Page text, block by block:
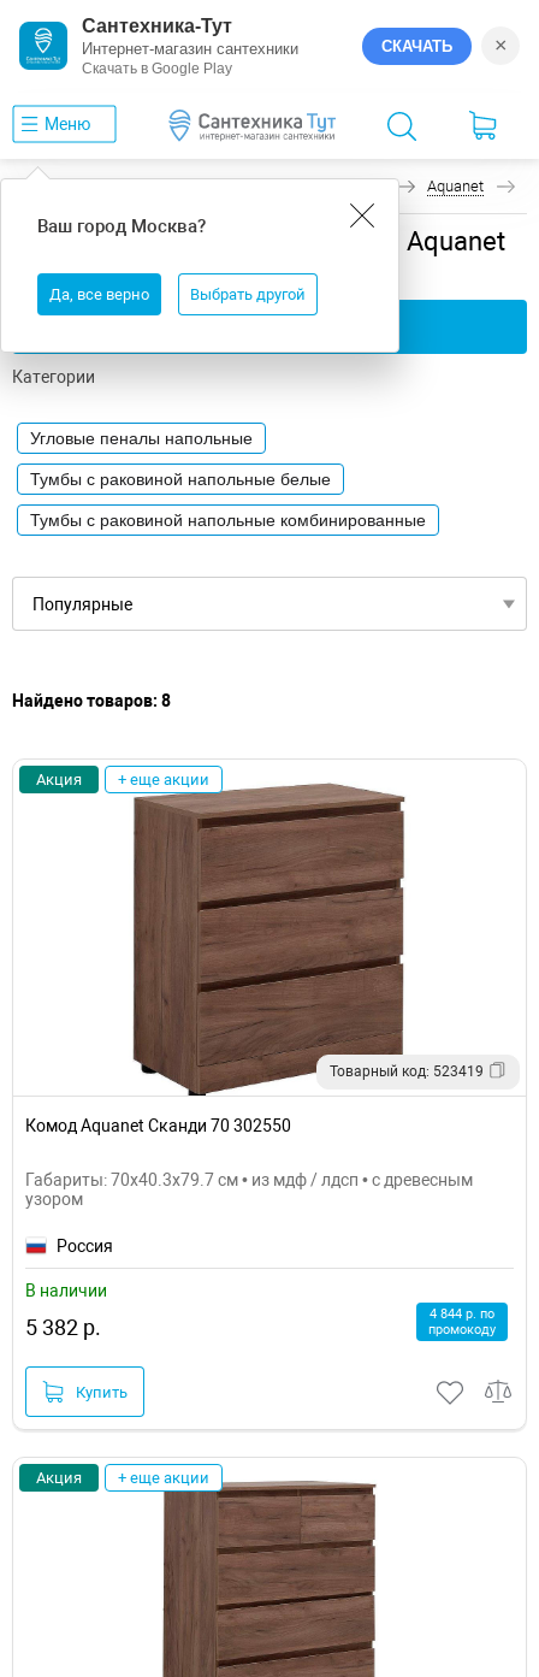
Сантехника-Тут
Интернет-магазин сантехники
Скачать в Google Play
СКАЧАТЬ ×
Меню
Ваш город Москва?
Да, все верно Выбрать другой
Aquanet
Мебель для ванной напольная Aquanet
Сканди
Категории
Угловые пеналы напольные
Тумбы с раковиной напольные белые
Тумбы с раковиной напольные комбинированные
Найдено товаров: 8
Акция + еще акции
Товарный код: 523419
Комод Aquanet Сканди 70 302550
Габариты: 70x40.3x79.7 см • из мдф / лдсп • с древесным
узором
Россия
В наличии
5 382 р.
4 844 р. по
промокоду
Купить
Акция + еще акции